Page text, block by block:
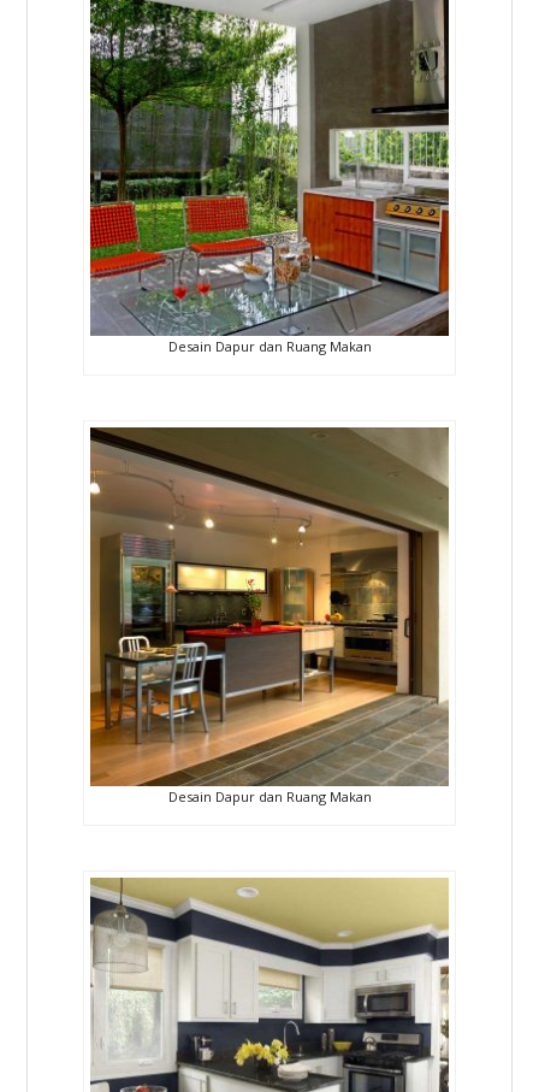
Desain Dapur dan Ruang Makan
Desain Dapur dan Ruang Makan